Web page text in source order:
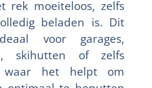
rek moeiteloos, zelfs
beladen is. Dit
voor garages,
skihutten of zelfs
waar het helpt om